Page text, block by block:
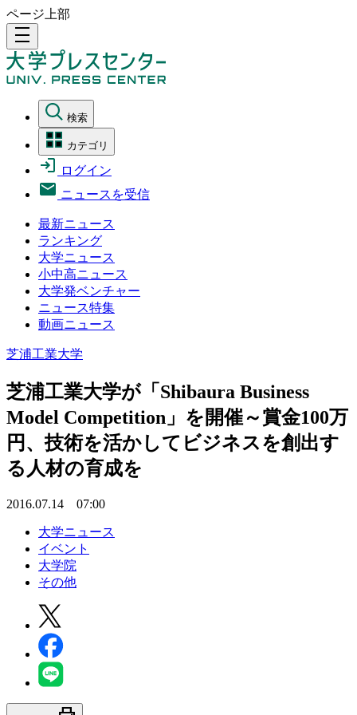
ページ上部
density_medium
検索
カテゴリ
ログイン
ニュースを受信
最新ニュース
ランキング
大学ニュース
小中高ニュース
大学発ベンチャー
ニュース特集
動画ニュース
芝浦工業大学
芝浦工業大学が「Shibaura Business
Model Competition」を開催～賞金100万
円、技術を活かしてビジネスを創出す
る人材の育成を
2016.07.14 07:00
大学ニュース
イベント
大学院
その他